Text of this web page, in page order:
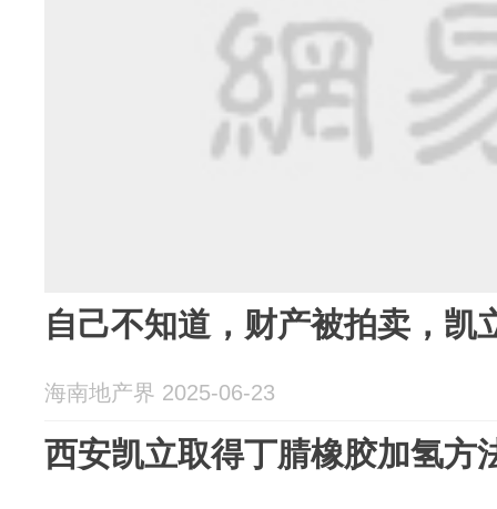
自己不知道，财产被拍卖，凯
海南地产界 2025-06-23
西安凯立取得丁腈橡胶加氢方